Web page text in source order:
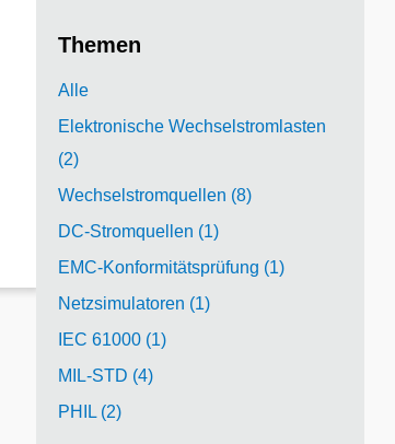
Themen
Alle
Elektronische Wechselstromlasten
(2)
Wechselstromquellen (8)
DC-Stromquellen (1)
EMC-Konformitätsprüfung (1)
Netzsimulatoren (1)
IEC 61000 (1)
MIL-STD (4)
PHIL (2)